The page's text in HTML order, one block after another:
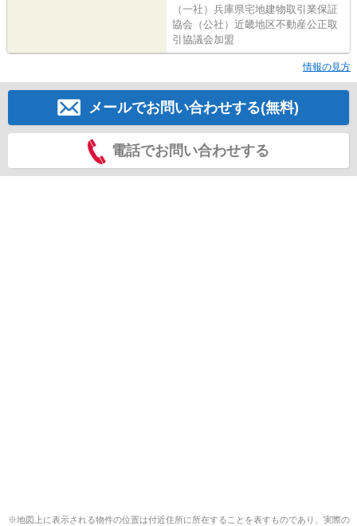
（一社）兵庫県宅地建物取引業保証
協会（公社）近畿地区不動産公正取
引協議会加盟
情報の見方
メールでお問い合わせする(無料)
電話でお問い合わせする
※地図上に表示される物件の位置は付近住所に所在することを表すものであり、実際の